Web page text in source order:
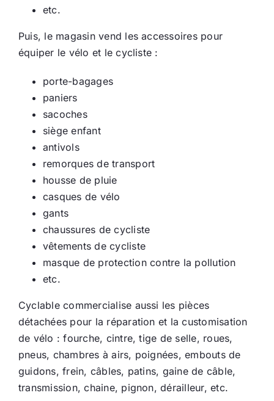
etc.
Puis, le magasin vend les accessoires pour
équiper le vélo et le cycliste :
porte-bagages
paniers
sacoches
siège enfant
antivols
remorques de transport
housse de pluie
casques de vélo
gants
chaussures de cycliste
vêtements de cycliste
masque de protection contre la pollution
etc.
Cyclable commercialise aussi les pièces
détachées pour la réparation et la customisation
de vélo : fourche, cintre, tige de selle, roues,
pneus, chambres à airs, poignées, embouts de
guidons, frein, câbles, patins, gaine de câble,
transmission, chaine, pignon, dérailleur, etc.